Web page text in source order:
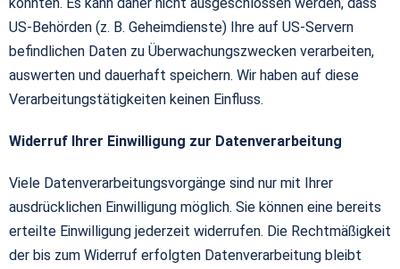
US-Behörden (z. B. Geheimdienste) Ihre auf US-Servern
befindlichen Daten zu Überwachungszwecken verarbeiten,
auswerten und dauerhaft speichern. Wir haben auf diese
Verarbeitungstätigkeiten keinen Einfluss.
Widerruf Ihrer Einwilligung zur Datenverarbeitung
Viele Datenverarbeitungsvorgänge sind nur mit Ihrer
ausdrücklichen Einwilligung möglich. Sie können eine bereits
erteilte Einwilligung jederzeit widerrufen. Die Rechtmäßigkeit
der bis zum Widerruf erfolgten Datenverarbeitung bleibt